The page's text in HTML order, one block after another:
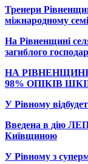
Тренери
міжнародному
На Рівненщині
загиблого
НА
98% ОПІКІВ
У Рівному
Введена в дію
Київщиною
У Рівному з